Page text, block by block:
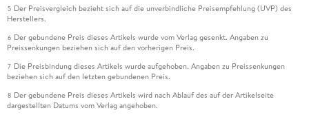
5 Der Preisvergleich bezieht sich auf die unverbindliche Preisempfehlung (UVP) des
Herstellers.
6 Der gebundene Preis dieses Artikels wurde vom Verlag gesenkt. Angaben zu
Preissenkungen beziehen sich auf den vorherigen Preis.
7 Die Preisbindung dieses Artikels wurde aufgehoben. Angaben zu Preissenkungen
beziehen sich auf den letzten gebundenen Preis.
8 Der gebundene Preis dieses Artikels wird nach Ablauf des auf der Artikelseite
dargestellten Datums vom Verlag angehoben.